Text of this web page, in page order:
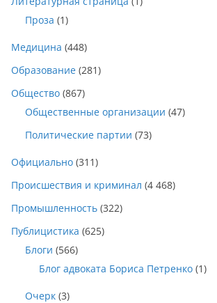
Проза (1)
Медицина (448)
Образование (281)
Общество (867)
Общественные организации (47)
Политические партии (73)
Официально (311)
Происшествия и криминал (4 468)
Промышленность (322)
Публицистика (625)
Блоги (566)
Блог адвоката Бориса Петренко (1)
Очерк (3)